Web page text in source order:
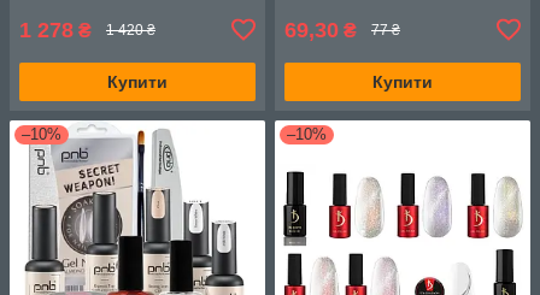
1 278 ₴ 1 420 ₴
Купити
69,30 ₴ 77 ₴
Купити
–10% –10%